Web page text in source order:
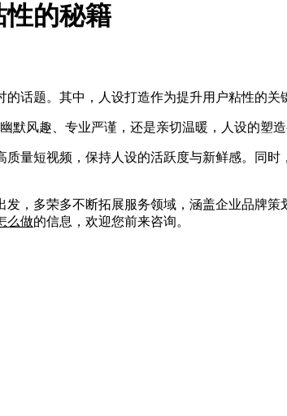
的秘籍
话题。其中，人设打造作为提升用户粘性的关
趣、专业严谨，还是亲切温暖，人设的塑造
短视频，保持人设的活跃度与新鲜感。同时
多荣多不断拓展服务领域，涵盖企业品牌策
么做的信息，欢迎您前来咨询。